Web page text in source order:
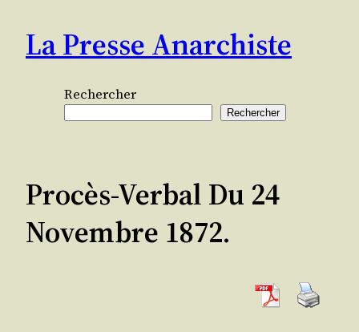
contenu
La Presse Anarchiste
Rechercher
Rechercher
Procès-Verbal Du 24
Novembre 1872.